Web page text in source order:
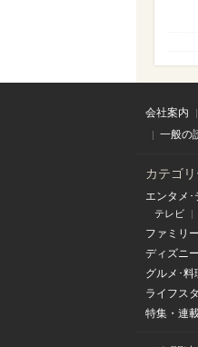
会社案内
一般の
カテゴリ
エンタメ･
テレビ
ファミリー
ディズニー
グルメ･料
ライフス
特集 ・ 連